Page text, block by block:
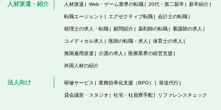
人材派遣・紹介 人材派遣 Web・ゲーム業界の転職 20代・第二新卒 新卒紹介
転職エージェント エグゼクティブ転職 会計士の転職
税理士の求人・転職 顧問紹介 薬剤師の転職 看護師の求人
コメディカル求人 医師の転職・求人 保育士の求人
無期雇用派遣 介護の求人 医療業界の経営支援
外国人材の紹介
法人向け 研修サービス 業務効率化支援（BPO） 発送代行
貸会議室・スタジオ 社宅・社員寮手配 リファレンスチェック